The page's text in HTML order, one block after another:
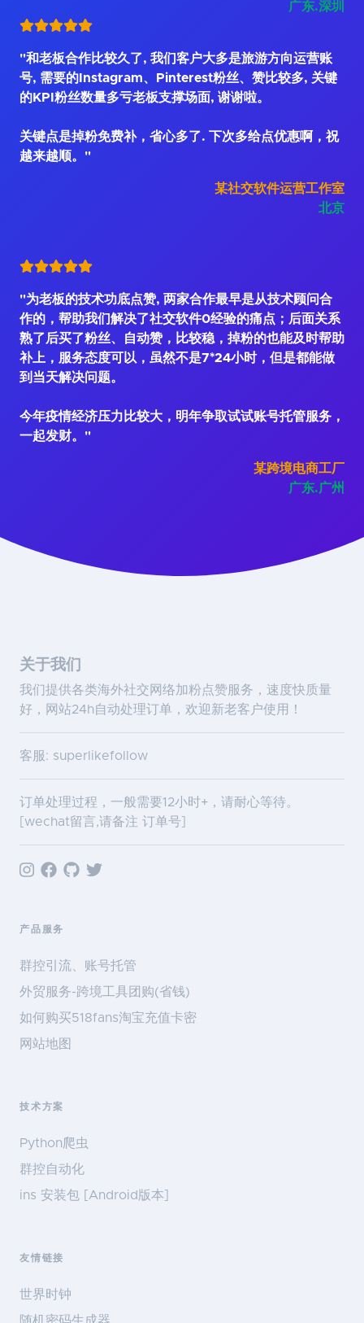
广东.深圳
"和老板合作比较久了, 我们客户大多是旅游方向运营账
号, 需要的Instagram、Pinterest粉丝、赞比较多, 关键
的KPI粉丝数量多亏老板支撑场面, 谢谢啦。
关键点是掉粉免费补，省心多了. 下次多给点优惠啊，祝
越来越顺。"
某社交软件运营工作室
北京
"为老板的技术功底点赞, 两家合作最早是从技术顾问合
作的，帮助我们解决了社交软件0经验的痛点；后面关系
熟了后买了粉丝、自动赞，比较稳，掉粉的也能及时帮助
补上，服务态度可以，虽然不是7*24小时，但是都能做
到当天解决问题。
今年疫情经济压力比较大，明年争取试试账号托管服务，
一起发财。"
某跨境电商工厂
广东.广州
关于我们
我们提供各类海外社交网络加粉点赞服务，速度快质量
好，网站24h自动处理订单，欢迎新老客户使用！
客服: superlikefollow
订单处理过程，一般需要12小时+，请耐心等待。
[wechat留言,请备注 订单号]
产品服务
群控引流、账号托管
外贸服务-跨境工具团购(省钱)
如何购买518fans淘宝充值卡密
网站地图
技术方案
Python爬虫
群控自动化
ins 安装包 [Android版本]
友情链接
世界时钟